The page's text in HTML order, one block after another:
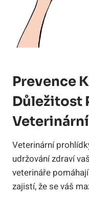
Prevence
Důležitost
Veterinární
udržování zdraví
veterináře
zajistí, že se váš